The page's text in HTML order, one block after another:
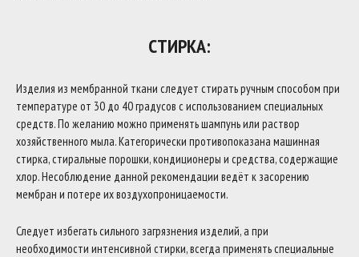
СТИРКА:
Изделия из мембранной ткани следует стирать ручным способом при
температуре от 30 до 40 градусов с использованием специальных
средств. По желанию можно применять шампунь или раствор
хозяйственного мыла. Категорически противопоказана машинная
стирка, стиральные порошки, кондиционеры и средства, содержащие
хлор. Несоблюдение данной рекомендации ведёт к засорению
мембран и потере их воздухопроницаемости.
Следует избегать сильного загрязнения изделий, а при
необходимости интенсивной стирки, всегда применять специальные